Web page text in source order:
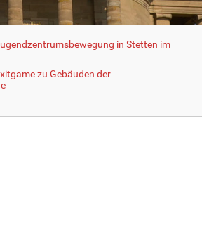
in Stetten im
zu Gebäuden der